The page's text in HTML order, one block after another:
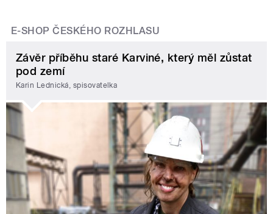
E-SHOP ČESKÉHO ROZHLASU
Závěr příběhu staré Karviné, který měl zůstat
pod zemí
Karin Lednická, spisovatelka